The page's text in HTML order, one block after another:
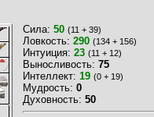
Сила: 50 (11 + 39)
Ловкость: 290 (134 + 156)
Интуиция: 23 (11 + 12)
Выносливость: 75
Интеллект: 19 (0 + 19)
Мудрость: 0
Духовность: 50